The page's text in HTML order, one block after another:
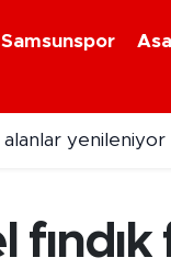
Samsunspor
yenileniyor